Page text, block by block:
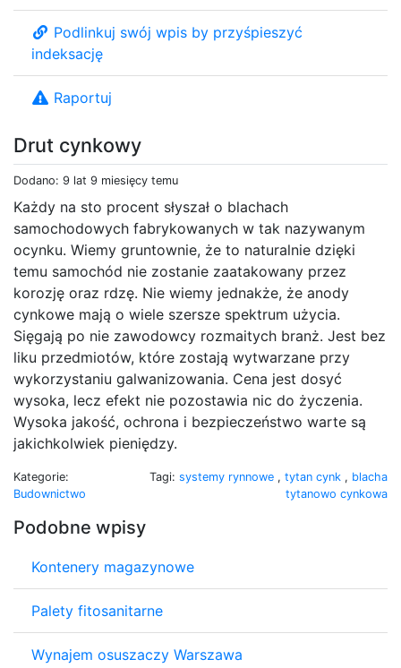
Drut cynkowy
Dodano: 9 lat 9 miesięcy temu
Każdy na sto procent słyszał o blachach
samochodowych fabrykowanych w tak nazywanym
ocynku. Wiemy gruntownie, że to naturalnie dzięki
temu samochód nie zostanie zaatakowany przez
korozję oraz rdzę. Nie wiemy jednakże, że anody
cynkowe mają o wiele szersze spektrum użycia.
Sięgają po nie zawodowcy rozmaitych branż. Jest bez
liku przedmiotów, które zostają wytwarzane przy
wykorzystaniu galwanizowania. Cena jest dosyć
wysoka, lecz efekt nie pozostawia nic do życzenia.
Wysoka jakość, ochrona i bezpieczeństwo warte są
jakichkolwiek pieniędzy.
Kategorie:
Budownictwo
Tagi: systemy rynnowe , tytan cynk , blacha
tytanowo cynkowa
Podobne wpisy
Kontenery magazynowe
Palety fitosanitarne
Wynajem osuszaczy Warszawa
Podlinkuj swój wpis by przyśpieszyć
indeksację
Raportuj